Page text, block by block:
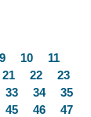
9 10
11
21 22
23
33 34
35
45 46
47